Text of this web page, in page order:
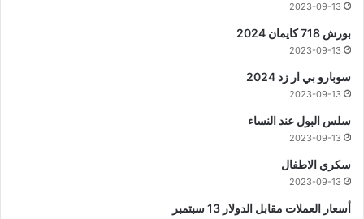
2023-09-13
بورش 718 كايمان 2024
2023-09-13
سوبارو بي ار زد 2024
2023-09-13
سلس البول عند النساء
2023-09-13
سكري الاطفال
2023-09-13
أسعار العملات مقابل الدولار 13 سبتمبر